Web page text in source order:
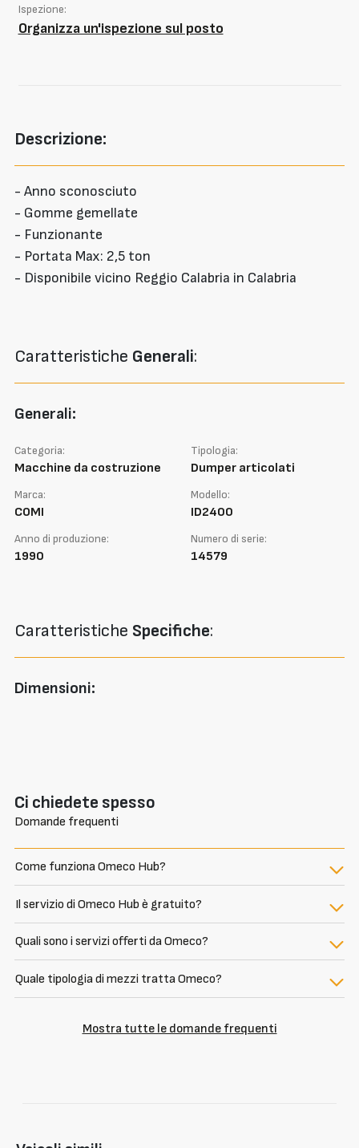
Descrizione:
- Anno sconosciuto
- Gomme gemellate
- Funzionante
- Portata Max: 2,5 ton
- Disponibile vicino Reggio Calabria in Calabria
Caratteristiche Generali:
Generali:
Categoria:
Macchine da costruzione
Tipologia:
Dumper articolati
Marca:
COMI
Modello:
ID2400
Anno di produzione:
1990
Numero di serie:
14579
Caratteristiche Specifiche:
Dimensioni:
Ci chiedete spesso
Domande frequenti
Come funziona Omeco Hub?
Il servizio di Omeco Hub è gratuito?
Quali sono i servizi offerti da Omeco?
Quale tipologia di mezzi tratta Omeco?
Mostra tutte le domande frequenti
Ispezione:
Organizza un'ispezione sul posto